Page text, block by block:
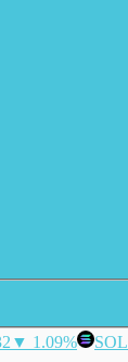
▼ 1.09% SOL